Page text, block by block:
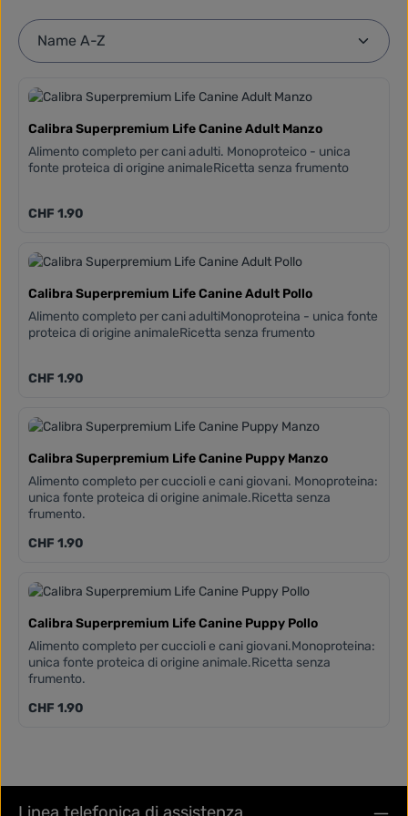
Calibra Superpremium Life Canine Adult Manzo
Alimento completo per cani adulti. Monoproteico - unica
fonte proteica di origine animaleRicetta senza frumento
Prezzo normale:
CHF 1.90
Calibra Superpremium Life Canine Adult Pollo
Alimento completo per cani adultiMonoproteina - unica fonte
proteica di origine animaleRicetta senza frumento
Prezzo normale:
CHF 1.90
Calibra Superpremium Life Canine Puppy Manzo
Alimento completo per cuccioli e cani giovani. Monoproteina:
unica fonte proteica di origine animale.Ricetta senza
frumento.
Prezzo normale:
CHF 1.90
Calibra Superpremium Life Canine Puppy Pollo
Alimento completo per cuccioli e cani giovani.Monoproteina:
unica fonte proteica di origine animale.Ricetta senza
frumento.
Prezzo normale:
CHF 1.90